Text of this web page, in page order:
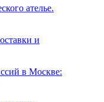
ателье.
и
в Москве: